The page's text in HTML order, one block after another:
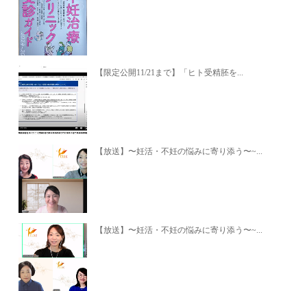
【限定公開11/21まで】「ヒト受精胚を...
【放送】〜妊活・不妊の悩みに寄り添う〜~...
【放送】〜妊活・不妊の悩みに寄り添う〜~...